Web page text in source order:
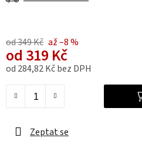
od 349 Kč až –8 %
od 319 Kč
od 284,82 Kčbez DPH
Zeptat se